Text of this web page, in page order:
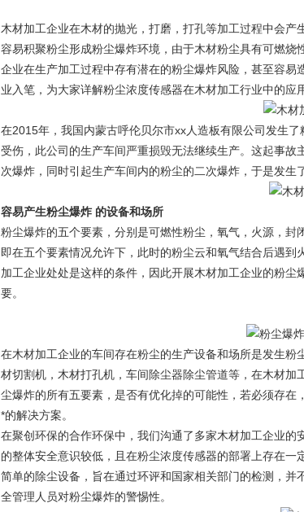
木材加工企业在木材的抛光，打磨，打孔等加工过程中会
容易积聚粉尘形成粉尘爆炸环境，由于木材粉尘具有可燃
企业在生产加工过程中存有潜在的粉尘爆炸风险，甚至容
业入笔，为大家详解粉尘浓度传感器在木材加工行业中的应
在2015年，我国内蒙古呼伦贝尔市xx人造板有限公司发生
受伤，此公司的生产车间严重损毁无法继续生产。这起事
次爆炸，同时引起生产车间内的粉尘的二次爆炸，于是发生
容易产生粉尘爆炸 的设备和场所
粉尘爆炸的五个要素，分别是可燃性粉尘，氧气，火源，封
即在五个要素情况允许下，此时的粉尘云和氧气结合后遇
加工企业处处是这样的条件，因此开展木材加工企业的粉
要。
在木材加工企业的车间存在粉尘的生产设备和场所是发生
材切割机，木材打孔机，车间除尘器除尘管道等，在木材
尘爆炸的所有五要素，是否有优化掉的可能性，若必须存
*的解决方案。
在聚创环保的合作环保中，我们沟通了多家木材加工企业
的整体安全意识较低，且在粉尘浓度传感器的部署上存在
简单的除尘设备，旨在通过环评和国家相关部门的检测，
全管理人员对粉尘爆炸的警惕性。